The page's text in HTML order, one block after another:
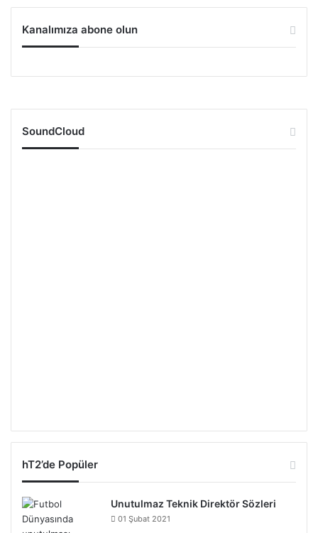
Kanalımıza abone olun
SoundCloud
hT2’de Popüler
Unutulmaz Teknik Direktör Sözleri
01 Şubat 2021